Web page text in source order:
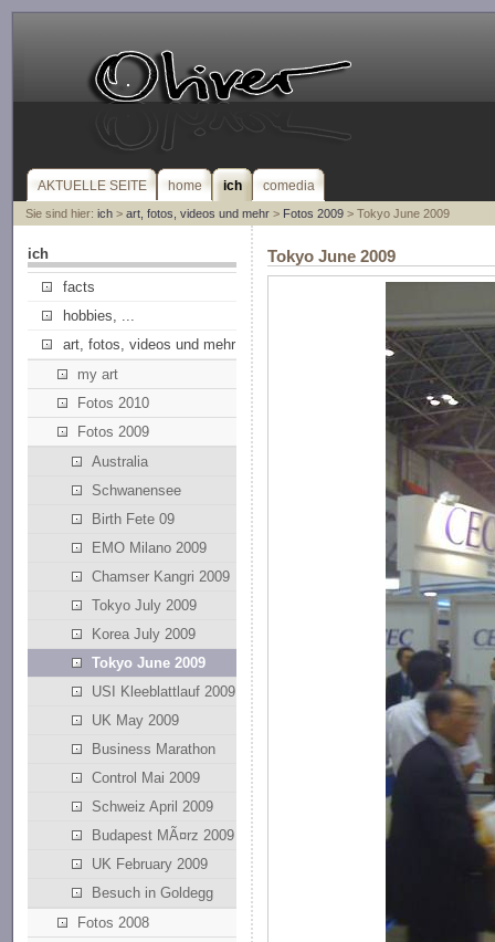
AKTUELLE SEITE home ich comedia
Sie sind hier: ich> art, fotos, videos und mehr> Fotos 2009> Tokyo June 2009
ich
facts
hobbies, ...
art, fotos, videos und mehr
my art
Fotos 2010
Fotos 2009
Australia
Schwanensee
Birth Fete 09
EMO Milano 2009
Chamser Kangri 2009
Tokyo July 2009
Korea July 2009
Tokyo June 2009
USI Kleeblattlauf 2009
UK May 2009
Business Marathon
Control Mai 2009
Schweiz April 2009
Budapest MÃ¤rz 2009
UK February 2009
Besuch in Goldegg
Fotos 2008
Tokyo June 2009